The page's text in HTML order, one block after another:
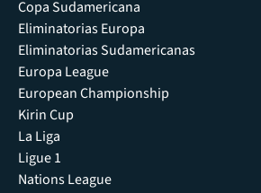
Copa Sudamericana
Eliminatorias Europa
Eliminatorias Sudamericanas
Europa League
European Championship
Kirin Cup
La Liga
Ligue 1
Nations League